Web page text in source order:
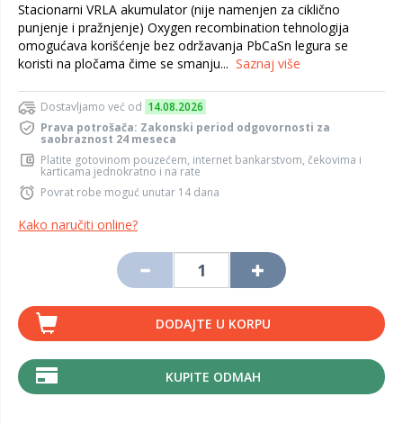
Stacionarni VRLA akumulator (nije namenjen za ciklično
punjenje i pražnjenje) Oxygen recombination tehnologija
omogućava korišćenje bez održavanja PbCaSn legura se
koristi na pločama čime se smanju... Saznaj više
Dostavljamo već od 14.08.2026
Prava potrošača: Zakonski period odgovornosti za
saobraznost 24 meseca
Platite gotovinom pouzećem, internet bankarstvom, čekovima i
karticama jednokratno i na rate
Povrat robe moguć unutar 14 dana
Kako naručiti online?
DODAJTE U KORPU
KUPITE ODMAH